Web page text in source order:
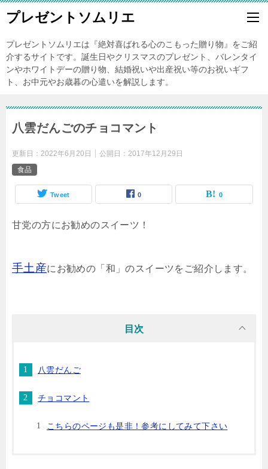
プレゼントソムリエ
プレゼントソムリエは『絶対喜ばれる心のこもった贈り物』をご紹
介するサイトです。誕生日やクリスマスのプレゼント、バレンタイ
ンやホワイトデーの贈り物、結婚祝いや出産祝い等のお祝いギフ
ト、お中元やお歳暮の心遣いを解説します。
八雲だんごのチョコマント
更新日： 2022年6月20日 公開日： 2017年12月29日
食品
Tweet 0 0
甘党の方にお勧めのスイーツ！
手土産にお勧めの「和」のスイーツをご紹介します。
目次
八雲だんご
チョコマント
こちらのページも是非！参考にしてみて下さい